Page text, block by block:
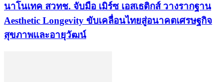
นาโนเทค สวทช. จับมือ เมิร์ซ เอสเธติกส์ วางรากฐาน
Aesthetic Longevity ขับเคลื่อนไทยสู่อนาคตเศรษฐกิจ
สุขภาพและอายุวัฒน์